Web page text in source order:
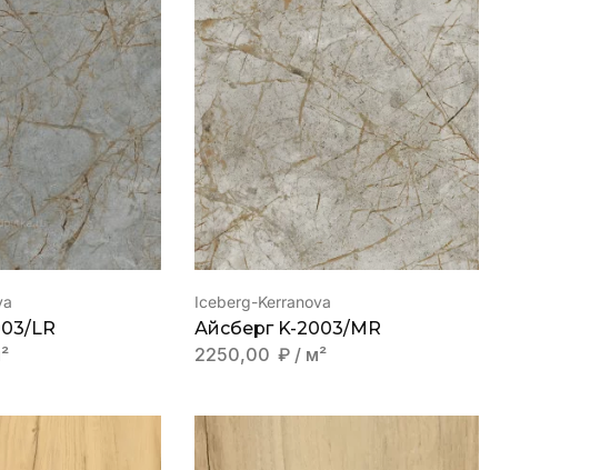
LR
Iceberg-Kerranova
Айсберг K-2003/MR
2250,00 ₽ / м²